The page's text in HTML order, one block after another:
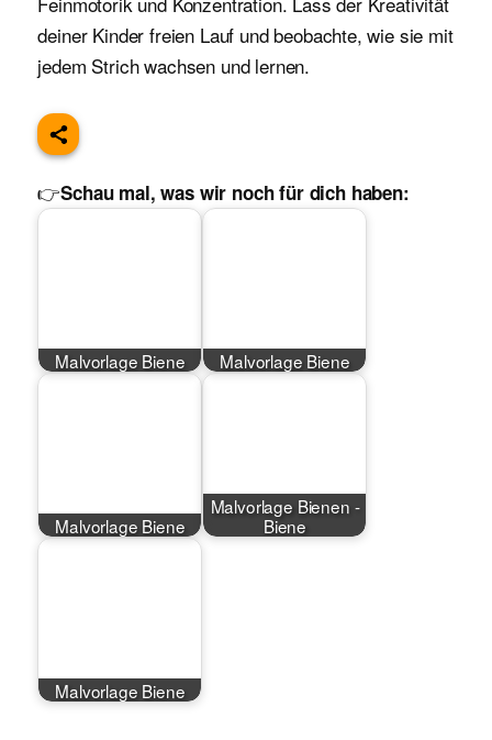
deiner Kinder freien Lauf und beobachte, wie sie mit
jedem Strich wachsen und lernen.
👉Schau mal, was wir noch für dich haben:
Malvorlage Biene Malvorlage Biene
Malvorlage Biene
Malvorlage Bienen -
Biene
Malvorlage Biene